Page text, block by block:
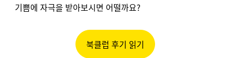
기쁨에 자극을 받아보시면 어떨까요?
북클럽 후기 읽기